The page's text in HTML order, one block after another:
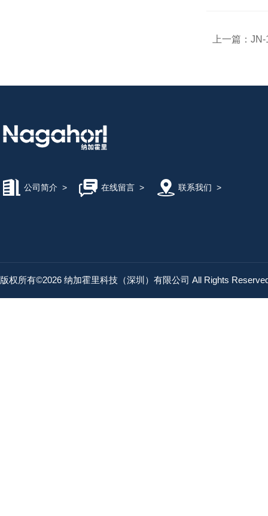
上一篇： JN-
公司简介 > 在线留言> 联系我们 >
版权所有©2026 纳加霍里科技（深圳）有限公司 All Rights